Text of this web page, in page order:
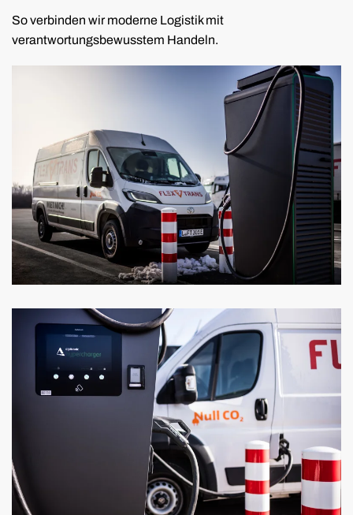
So verbinden wir moderne Logistik mit
verantwortungsbewusstem Handeln.